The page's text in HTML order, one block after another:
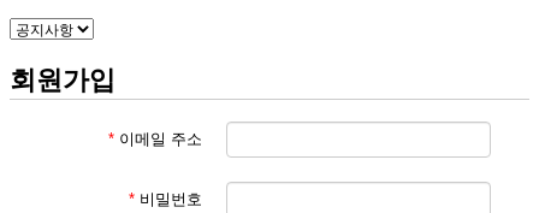
회원가입
* 이메일 주소
* 비밀번호